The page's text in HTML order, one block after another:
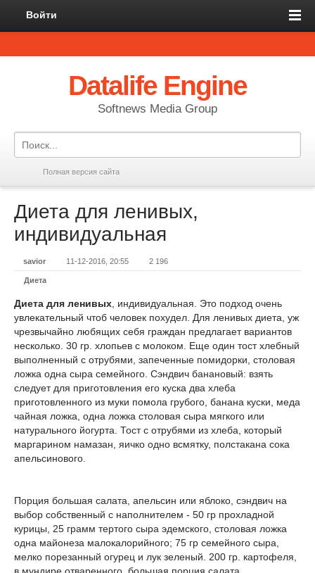
Войти
Datalife Engine
Softnews Media Group
Полная версия сайта
Диета для ленивых,
индивидуальная
savior 11-12-2016, 20:55 2 196
Диета
Диета для ленивых , индивидуальная. Это подход очень
увлекательный чтоб человек похудел. Для ленивых диета, уж
чрезвычайно любящих себя граждан предлагает вариантов
несколько. 30 гр. хлопьев с молоком. Еще один тост хлебный
выполненный с отрубями, запеченные помидорки, столовая
ложка одна сыра семейного. Сэндвич банановый: взять
следует для приготовления его куска два хлеба
приготовленного из муки помола грубого, банана куски, меда
чайная ложка, одна ложка столовая сыра мягкого или
натурального йогурта. Тост с отрубями из хлеба, который
маргарином намазан, яичко одно всмятку, полстакана сока
апельсинового.
Порция большая салата, апельсин или яблоко, сэндвич на
выбор собственный с наполнителем - 50 гр прохладной
курицы, 25 грамм тертого сыра эдемского, столовая ложка
одна майонеза малокалорийного; 75 гр семейного сыра,
мелко порезанный огурец и лук зеленый. 200 гр. картофеля,